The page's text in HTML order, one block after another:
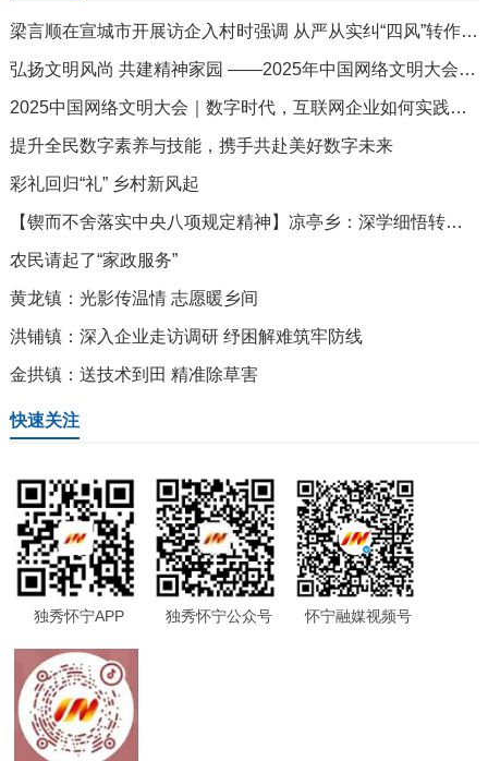
梁言顺在宣城市开展访企入村时强调 从严从实纠“四风”转作风树新风 切实把学习教育成果转化为高质量发展成效
弘扬文明风尚 共建精神家园 ——2025年中国网络文明大会侧记
2025中国网络文明大会｜数字时代，互联网企业如何实践社会责任？
提升全民数字素养与技能，携手共赴美好数字未来
彩礼回归“礼” 乡村新风起
【锲而不舍落实中央八项规定精神】凉亭乡：深学细悟转化成果 实干担当为民为企
农民请起了“家政服务”
黄龙镇：光影传温情 志愿暖乡间
洪铺镇：深入企业走访调研 纾困解难筑牢防线
金拱镇：送技术到田 精准除草害
快速关注
独秀怀宁APP 独秀怀宁公众号 怀宁融媒视频号